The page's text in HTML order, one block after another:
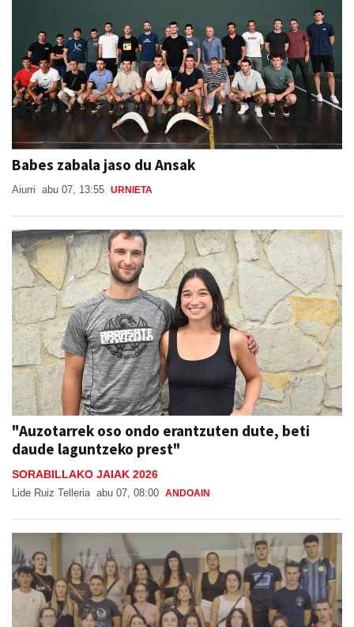
Babes zabala jaso du Ansak
Aiurri abu 07, 13:55 URNIETA
"Auzotarrek oso ondo erantzuten dute, beti
daude laguntzeko prest"
SORABILLAKO JAIAK 2026
Lide Ruiz Telleria abu 07, 08:00 ANDOAIN